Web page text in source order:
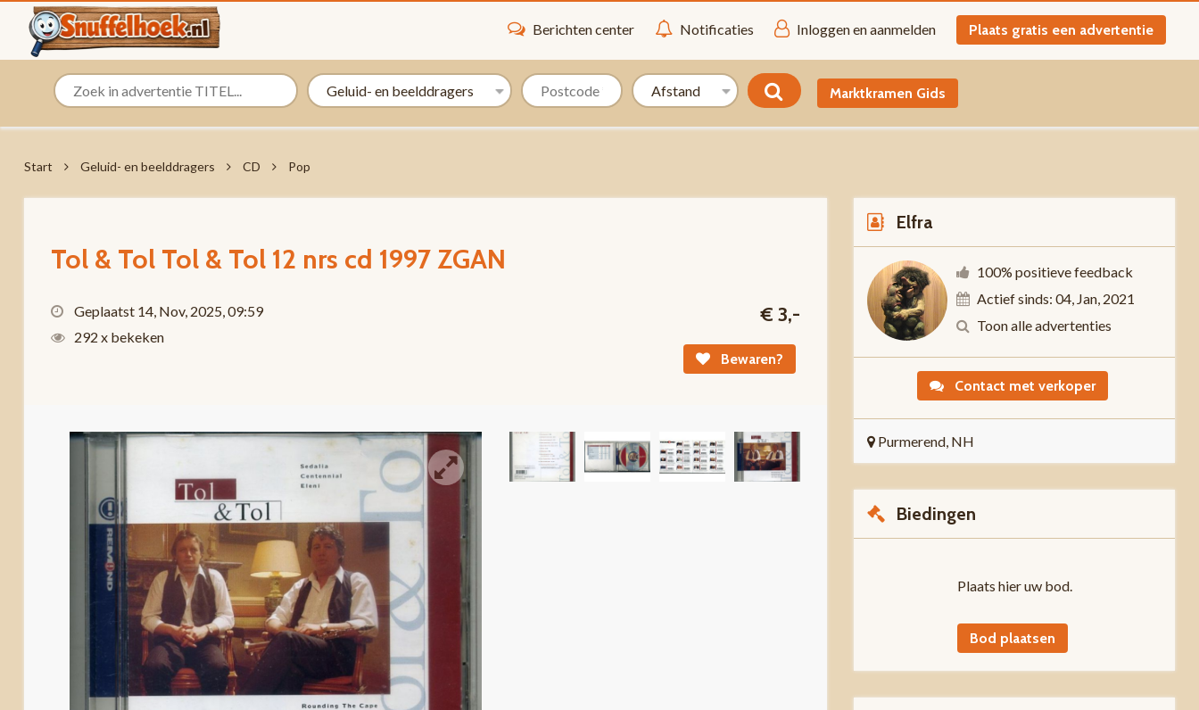
Berichten center Notificaties Inloggen en aanmelden Plaats gratis een advertentie
Marktkramen Gids
Start Geluid- en beelddragers CD Pop
Tol & Tol Tol & Tol 12 nrs cd 1997 ZGAN
Geplaatst 14, Nov, 2025, 09:59
292 x bekeken
€ 3,-
Bewaren?
Elfra
100% positieve feedback
Actief sinds: 04, Jan, 2021
Toon alle advertenties
Contact met verkoper
Purmerend, NH
Biedingen
Plaats hier uw bod.
Bod plaatsen